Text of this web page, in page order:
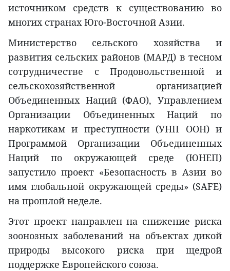
источником средств к существованию во
многих странах Юго-Восточной Азии.
Министерство сельского хозяйства и
развития сельских районов (МАРД) в тесном
сотрудничестве с Продовольственной и
сельскохозяйственной организацией
Объединенных Наций (ФАО), Управлением
Организации Объединенных Наций по
наркотикам и преступности (УНП ООН) и
Программой Организации Объединенных
Наций по окружающей среде (ЮНЕП)
запустило проект «Безопасность в Азии во
имя глобальной окружающей среды» (SAFE)
на прошлой неделе.
Этот проект направлен на снижение риска
зоонозных заболеваний на объектах дикой
природы высокого риска при щедрой
поддержке Европейского союза.